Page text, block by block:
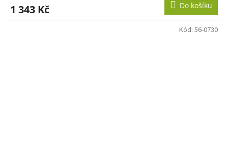
1 343 Kč Do košíku
Kód: 56-0730